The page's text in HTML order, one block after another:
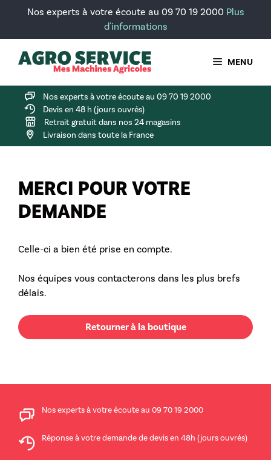
Nos experts à votre écoute au 09 70 19 2000 Plus
d'informations
MENU
Nos experts à votre écoute au 09 70 19 2000
Devis en 48 h (jours ouvrés)
Retrait gratuit dans nos 24 magasins
Livraison dans toute la France
MERCI POUR VOTRE
DEMANDE
Celle-ci a bien été prise en compte.
Nos équipes vous contacterons dans les plus brefs
délais.
Retourner à la boutique
Nos experts à votre écoute au 09 70 19 2000
Réponse à votre demande de devis en 48h (jours ouvrés)